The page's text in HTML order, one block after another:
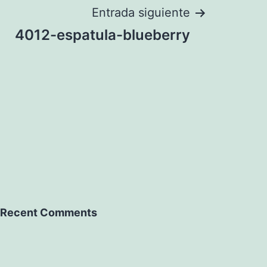
Entrada siguiente
4012-espatula-blueberry
Recent Comments